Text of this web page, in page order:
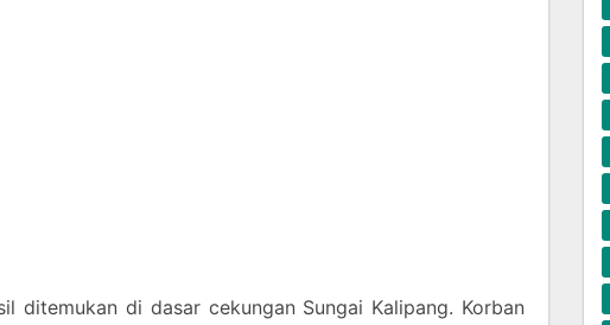
ditemukan di dasar cekungan Sungai Kalipang. Korban